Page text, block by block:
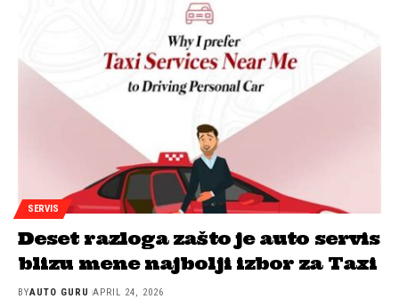
SERVIS
Deset razloga zašto je auto servis
blizu mene najbolji izbor za Taxi
BYAUTO GURU APRIL 24, 2026